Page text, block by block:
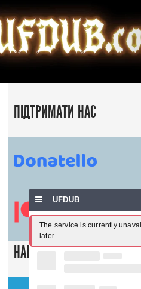
ПІДТРИМАТИ НАС
НАШІ СОЦ. МЕРЕЖІ
UFDUB
The service is currently
later.